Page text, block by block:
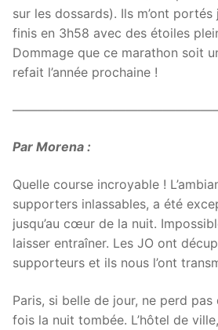
sur les dossards). Ils m’ont portés
finis en 3h58 avec des étoiles
Dommage que ce marathon soit
refait l’année prochaine !
Par Morena :
Quelle course incroyable !
supporters inlassables, a été
jusqu’au cœur de la nuit.
laisser entraîner. Les JO ont
supporteurs et ils nous l’ont
Paris, si belle de jour, ne perd
fois la nuit tombée. L’hôtel de